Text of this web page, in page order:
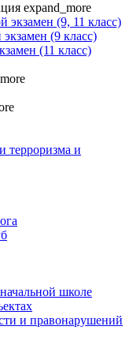
expand_more
экзамен (9, 11 класс)
(9 класс)
(11 класс)
терроризма и
школе
и правонарушений